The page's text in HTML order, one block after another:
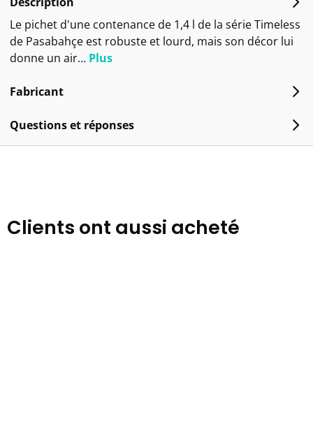
Le pichet d'une contenance de 1,4 l de la série Timeless
de Pasabahçe est robuste et lourd, mais son décor lui
donne un air… Plus
Fabricant
Questions et réponses
Clients ont aussi acheté